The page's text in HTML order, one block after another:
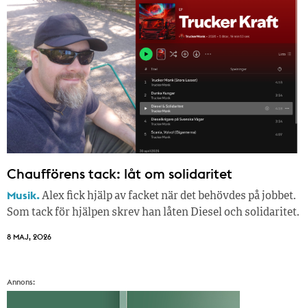
Chaufförens tack: låt om solidaritet
Musik.Alex fick hjälp av facket när det behövdes på jobbet.
Som tack för hjälpen skrev han låten Diesel och solidaritet.
8 MAJ, 2026
Annons: